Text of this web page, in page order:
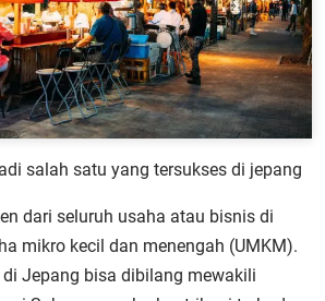
salah satu yang tersukses di jepang
dari seluruh usaha atau bisnis di
mikro kecil dan menengah (UMKM).
di Jepang bisa dibilang mewakili